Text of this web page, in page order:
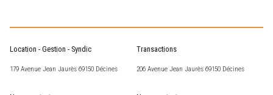
Location - Gestion - Syndic
179 Avenue Jean Jaurès 69150 Décines
Transactions
206 Avenue Jean Jaurès 69150 Décines